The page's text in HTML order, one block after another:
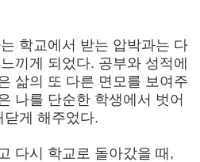
학교에서 받는 압박과는 다
끼게 되었다. 공부와 성적에
삶의 또 다른 면모를 보여주
나를 단순한 학생에서 벗어
닫게 해주었다.
다시 학교로 돌아갔을 때,